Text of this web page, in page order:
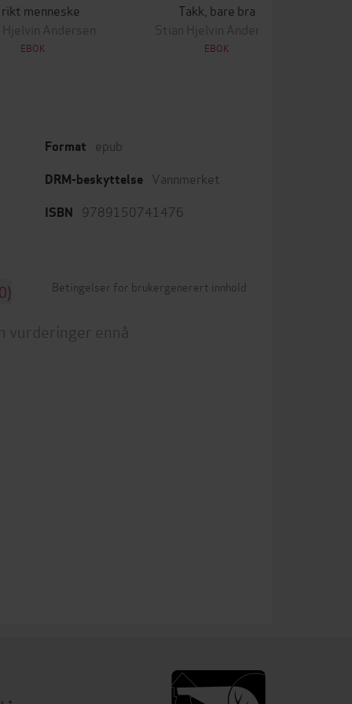
menneske
Andersen
EBOK
Takk, bare bra
Stian Hjelvin Andersen
EBOK
Format epub
DRM-beskyttelse Vannmerket
ISBN 9789150741476
Betingelser for brukergenerert innhold
vurderinger ennå